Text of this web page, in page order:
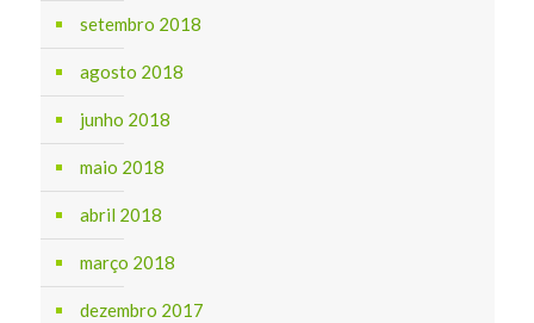
setembro 2018
agosto 2018
junho 2018
maio 2018
abril 2018
março 2018
dezembro 2017